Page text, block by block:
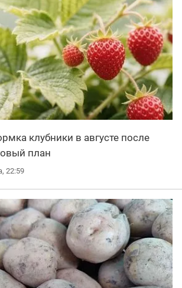
клубники в августе после
план
22:59